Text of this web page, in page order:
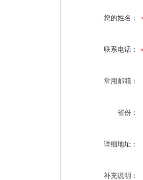
您的姓名：
联系电话：
常用邮箱：
省份：
详细地址：
补充说明：